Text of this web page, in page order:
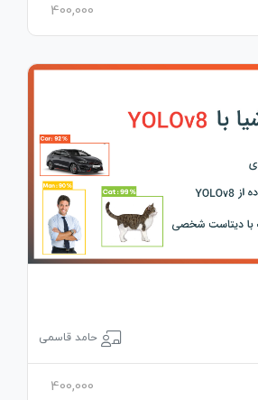
400,000
حامد قاسمی
400,000